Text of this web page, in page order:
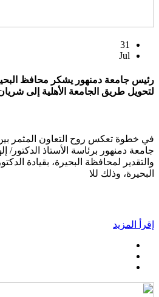
31
Jul
رئيس جامعة دمنهور يشكر محافظ
لتحويل طريق الجامعة الأهلية إلى
في خطوة تعكس روح التعاون المثمر
جامعة دمنهور برئاسة الأستاذ
والتقدير لمحافظة البحيرة، بقيادة
البحيرة، وذلك للا
إقرأ المزيد